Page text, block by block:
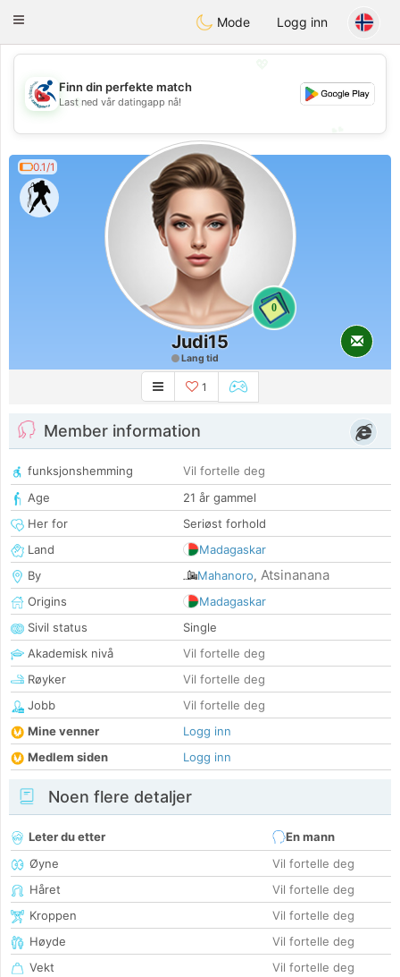
Handi Space
Toggle
Mode Logg inn
💖
💕
Finn din perfekte match
Last ned vår datingapp nå!
0.1/1
0
Judi15
Lang tid
1
Member information
funksjonshemming
Vil fortelle deg
Age
21 år gammel
Her for
Seriøst forhold
Land
Madagaskar
By
Mahanoro, Atsinanana
Origins
Madagaskar
Sivil status
Single
Akademisk nivå
Vil fortelle deg
Røyker
Vil fortelle deg
Jobb
Vil fortelle deg
Mine venner
Logg inn
Medlem siden
Logg inn
Noen flere detaljer
Leter du etter
En mann
Øyne
Vil fortelle deg
Håret
Vil fortelle deg
Kroppen
Vil fortelle deg
Høyde
Vil fortelle deg
Vekt
Vil fortelle deg